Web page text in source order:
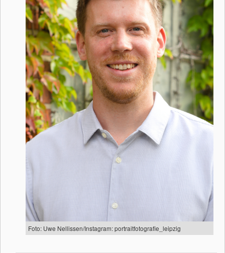
Foto: Uwe Nellissen/Instagram: portraitfotografie_leipzig